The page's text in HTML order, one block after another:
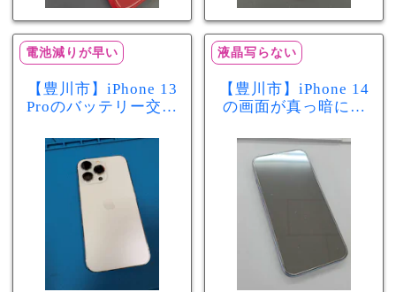
電池減りが早い
【豊川市】iPhone 13
Proのバッテリー交換
が早い症状も当日90
分で改善
液晶写らない
【豊川市】iPhone 14
の画面が真っ暗に…
修理！データそのま
まで復旧しました